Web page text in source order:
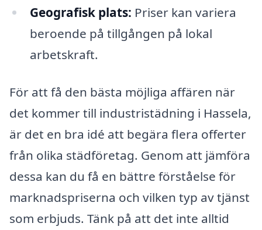
Geografisk plats: Priser kan variera
beroende på tillgången på lokal
arbetskraft.
För att få den bästa möjliga affären när
det kommer till industristädning i Hassela,
är det en bra idé att begära flera offerter
från olika städföretag. Genom att jämföra
dessa kan du få en bättre förståelse för
marknadspriserna och vilken typ av tjänst
som erbjuds. Tänk på att det inte alltid